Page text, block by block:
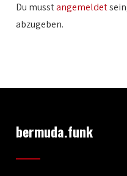
Du musstangemeldet
abzugeben.
bermuda.funk